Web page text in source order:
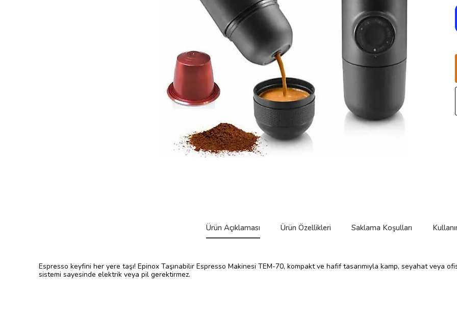
Ürün Açıklaması Ürün Özellikleri Saklama Koşulları
Espresso keyfini her yere taşı! Epinox Taşınabilir Espresso Makinesi TEM-70, kompakt ve hafif tasarımıyla kamp, seyahat veya
sistemi sayesinde elektrik veya pil gerektirmez.